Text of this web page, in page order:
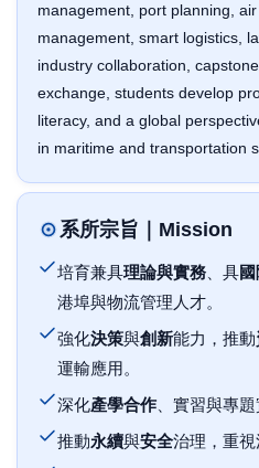
management, port planning,
management, smart logistics,
industry collaboration,
exchange, students develop
literacy, and a global
in maritime and transportation
系所宗旨｜Mission
培育兼具理論與實務 、具
港埠與物流管理人才。
強化決策與創新能力，推動
運輸應用。
深化產學合作 、實習與專
推動永續與安全治理，重視